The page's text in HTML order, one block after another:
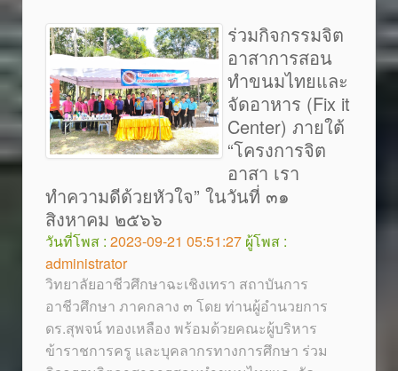
ร่วมกิจกรรมจิต
อาสาการสอน
ทำขนมไทยและ
จัดอาหาร (Fix it
Center) ภายใต้
“โครงการจิต
อาสา เรา
ทำความดีด้วยหัวใจ” ในวันที่ ๓๑
สิงหาคม ๒๕๖๖
วันที่โพส : 2023-09-21 05:51:27 ผู้โพส :
administrator
วิทยาลัยอาชีวศึกษาฉะเชิงเทรา สถาบันการ
อาชีวศึกษา ภาคกลาง ๓ โดย ท่านผู้อำนวยการ
ดร.สุพจน์ ทองเหลือง พร้อมด้วยคณะผู้บริหาร
ข้าราชการครู และบุคลากรทางการศึกษา ร่วม